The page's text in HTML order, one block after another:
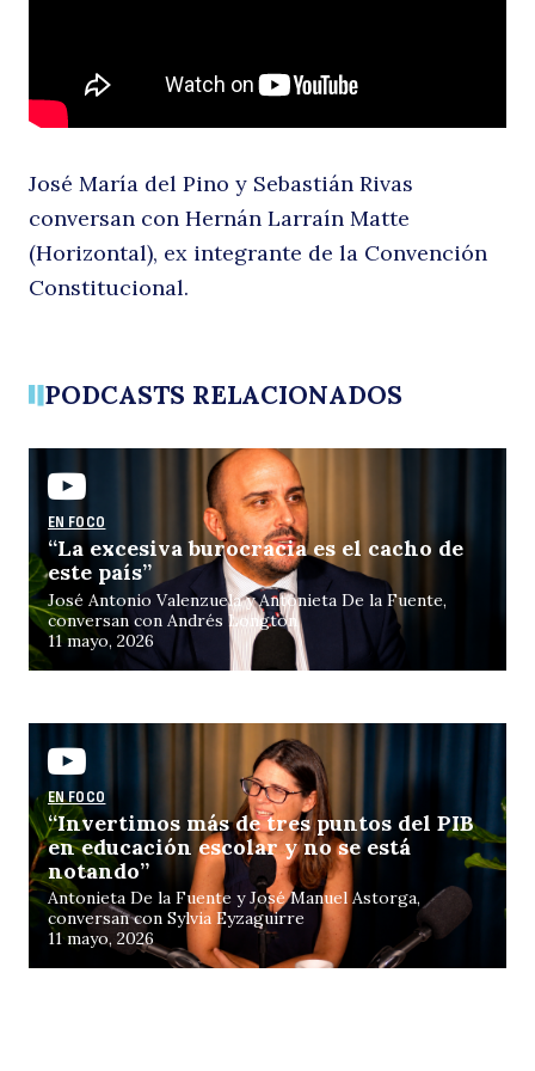
y
Buscar
José María del Pino y Sebastián Rivas
conversan con Hernán Larraín Matte
(Horizontal), ex integrante de la Convención
Constitucional.
PODCASTS RELACIONADOS
EN FOCO
“La excesiva burocracia es el cacho de
este país”
José Antonio Valenzuela y Antonieta De la Fuente,
conversan con Andrés Longton
11 mayo, 2026
EN FOCO
“Invertimos más de tres puntos del PIB
en educación escolar y no se está
notando”
Antonieta De la Fuente y José Manuel Astorga,
conversan con Sylvia Eyzaguirre
11 mayo, 2026